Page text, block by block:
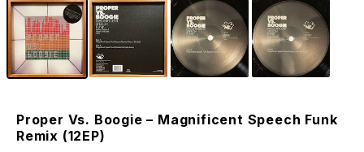
Proper Vs. Boogie – Magnificent Speech Funk
Remix (12EP)